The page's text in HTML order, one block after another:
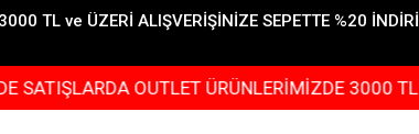
TL ve ÜZERİ ALIŞVERİŞİNİZE SEPETTE %20
OUTLET ÜRÜNLERİMİZDE 3000 TL ve